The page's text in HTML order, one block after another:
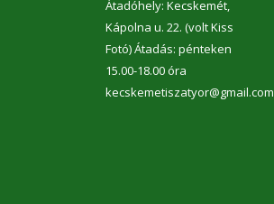
Átadóhely: Kecskemét,
Kápolna u. 22. (volt Kiss
Fotó) Átadás: pénteken
15.00-18.00 óra
kecskemetiszatyor@gmail.com